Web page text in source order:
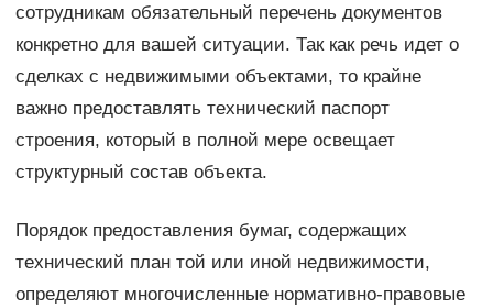
сотрудникам обязательный перечень документов
конкретно для вашей ситуации. Так как речь идет о
сделках с недвижимыми объектами, то крайне
важно предоставлять технический паспорт
строения, который в полной мере освещает
структурный состав объекта.
Порядок предоставления бумаг, содержащих
технический план той или иной недвижимости,
определяют многочисленные нормативно-правовые